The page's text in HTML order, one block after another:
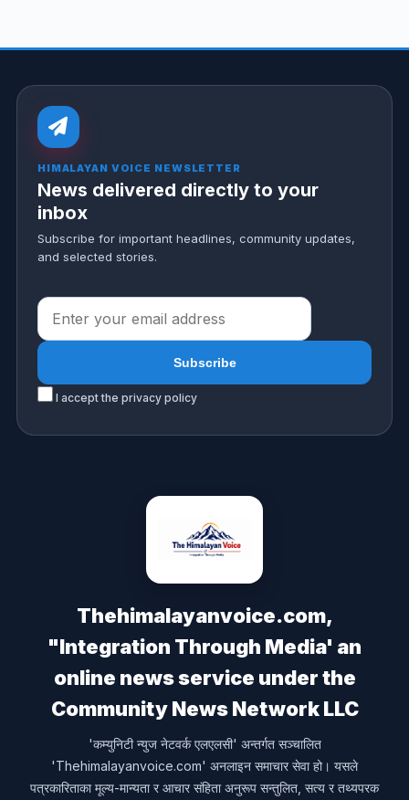
HIMALAYAN VOICE NEWSLETTER
News delivered directly to your
inbox
Subscribe for important headlines, community updates,
and selected stories.
I accept the privacy policy
Thehimalayanvoice.com,
"Integration Through Media' an
online news service under the
Community News Network LLC
'कम्युनिटी न्युज नेटवर्क एलएलसी' अन्तर्गत सञ्चालित
'Thehimalayanvoice.com' अनलाइन समाचार सेवा हो। यसले
पत्रकारिताका मूल्य-मान्यता र आचार संहिता अनुरूप सन्तुलित, सत्य र तथ्यपरक